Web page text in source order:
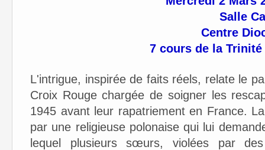
Salle
Centre
7 cours de la Trinité
L'intrigue, inspirée de faits réels, relate le
Croix Rouge chargée de soigner les
1945 avant leur rapatriement en France.
par une religieuse polonaise qui lui
lequel plusieurs sœurs, violées par